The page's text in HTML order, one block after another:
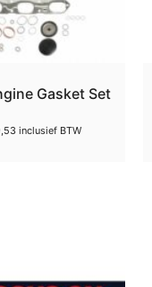
Gasket Set
inclusief BTW